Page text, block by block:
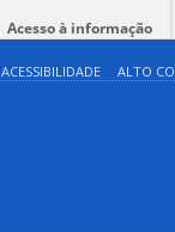
Acesso à informação
ACESSIBILIDADE ALTO